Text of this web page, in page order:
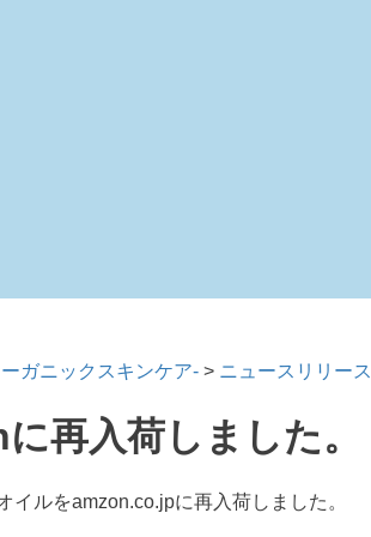
ガニックスキンケア- > ニュースリリース
再入荷しました。
ルをamzon.co.jpに再入荷しました。